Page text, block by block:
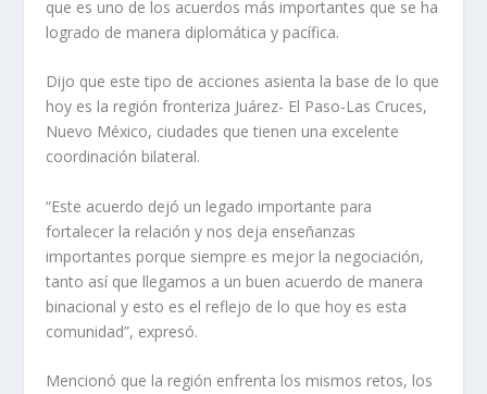
que es uno de los acuerdos más importantes que se ha
logrado de manera diplomática y pacífica.
Dijo que este tipo de acciones asienta la base de lo que
hoy es la región fronteriza Juárez- El Paso-Las Cruces,
Nuevo México, ciudades que tienen una excelente
coordinación bilateral.
“Este acuerdo dejó un legado importante para
fortalecer la relación y nos deja enseñanzas
importantes porque siempre es mejor la negociación,
tanto así que llegamos a un buen acuerdo de manera
binacional y esto es el reflejo de lo que hoy es esta
comunidad”, expresó.
Mencionó que la región enfrenta los mismos retos, los